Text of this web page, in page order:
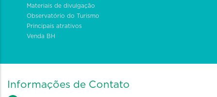
Materiais de divulgação
Observatório do Turismo
Principais atrativos
Venda BH
Informações de Contato